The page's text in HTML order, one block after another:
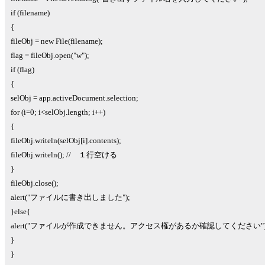
if (filename)
{
fileObj = new File(filename);
flag = fileObj.open("w");
if (flag)
{
selObj = app.activeDocument.selection;
for (i=0; i<selObj.length; i++)
{
fileObj.writeln(selObj[i].contents);
fileObj.writeln(); // １行空ける
}
fileObj.close();
alert("ファイルに書き出しました");
}else{
alert("ファイルが作成できません。アクセス権があるか確認してください
}
}